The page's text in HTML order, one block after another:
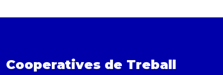
Cooperatives de Treball